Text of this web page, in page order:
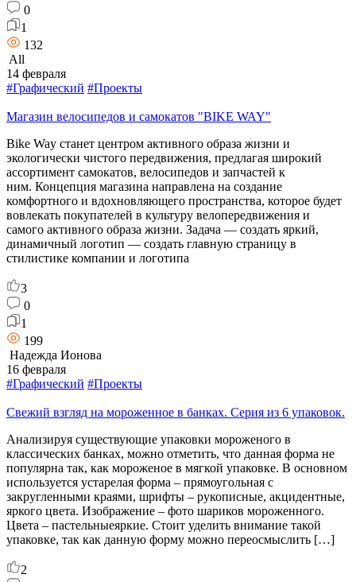
0
1
132
All
14 февраля
#Графический #Проекты
Магазин велосипедов и самокатов "BIKE WAY"
Bike Way станет центром активного образа жизни и
экологически чистого передвижения, предлагая широкий
ассортимент самокатов, велосипедов и запчастей к
ним. Концепция магазина направлена на создание
комфортного и вдохновляющего пространства, которое будет
вовлекать покупателей в культуру велопередвижения и
самого активного образа жизни. Задача — создать яркий,
динамичный логотип — создать главную страницу в
стилистике компании и логотипа
3
0
1
199
Надежда Ионова
16 февраля
#Графический #Проекты
Свежий взгляд на мороженное в банках. Серия из 6 упаковок.
Анализируя существующие упаковки мороженого в
классических банках, можно отметить, что данная форма не
популярна так, как мороженое в мягкой упаковке. В основном
используется устарелая форма – прямоугольная с
закругленными краями, шрифты – рукописные, акцидентные,
яркого цвета. Изображение – фото шариков мороженного.
Цвета – пастельныеяркие. Стоит уделить внимание такой
упаковке, так как данную форму можно переосмыслить […]
2